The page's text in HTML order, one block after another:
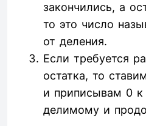
закончились, а
то это число
от деления.
Если требуется
остатка, то
и приписывам 0 к
делимому и